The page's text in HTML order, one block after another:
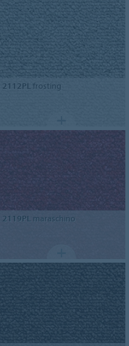
2112PLfrosting
2119PL maraschino